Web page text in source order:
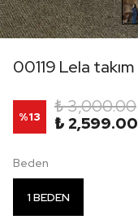
00119 Lela takım
%13
₺ 3,000.00
₺ 2,599.00
Beden
1 BEDEN